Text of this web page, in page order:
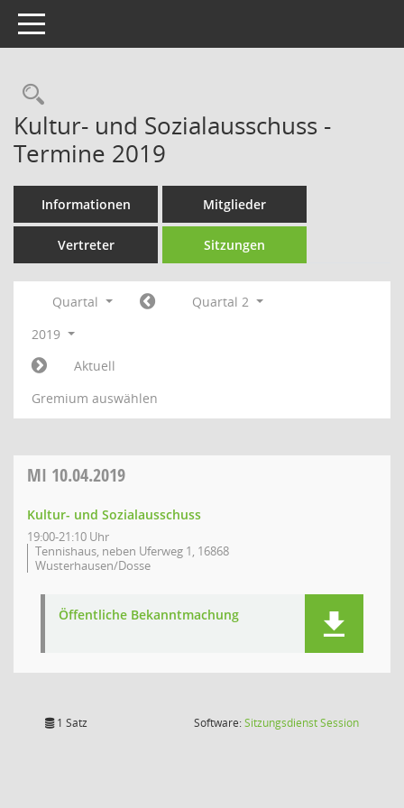
Toggle navigation
Rechercheauswahl
Kultur- und Sozialausschuss -
Termine 2019
Informationen Mitglieder
Vertreter Sitzungen
Quartal
Quartal 2
2019
Aktuell
Gremium auswählen
MI 10.04.2019
Kultur- und Sozialausschuss
19:00-21:10 Uhr
Tennishaus, neben Uferweg 1, 16868
Wusterhausen/Dosse
Öffentliche Bekanntmachung
1 Satz Software:SitzungsdienstSession(Wird in